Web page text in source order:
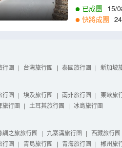
已成團 15/
快將成團
行團 | 台灣旅行團 | 泰國旅行團 | 新加坡
行團 | 埃及旅行團 | 南非旅行團 | 東歐旅
旅行團 | 土耳其旅行團 | 冰島旅行團
綢之旅旅行團 | 九寨溝旅行團 | 西藏旅行團
行團 | 青島旅行團 | 青海旅行團 | 郴州旅